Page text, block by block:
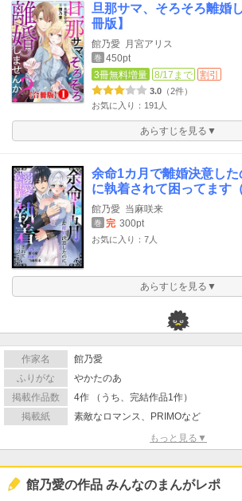
旦那サマ、そろそろ離婚
冊版】
館乃愛 月宮アリス
巻 450pt
3冊無料増量
8/17まで 割引
3.0 （2件）
お気に入り：191人
あらすじを見る▼
余命1カ月で離婚決意し
に執着されて困ってます
館乃愛 当麻咲来
巻 完 300pt
お気に入り：7人
あらすじを見る▼
作家名
館乃愛
ふりがな
やかたのあ
掲載作品数
4作 （うち、完結作品1作）
掲載紙
素敵なロマンス、PRIMOなど
もっと見る▼
館乃愛の作品 みんなのまんがレポ